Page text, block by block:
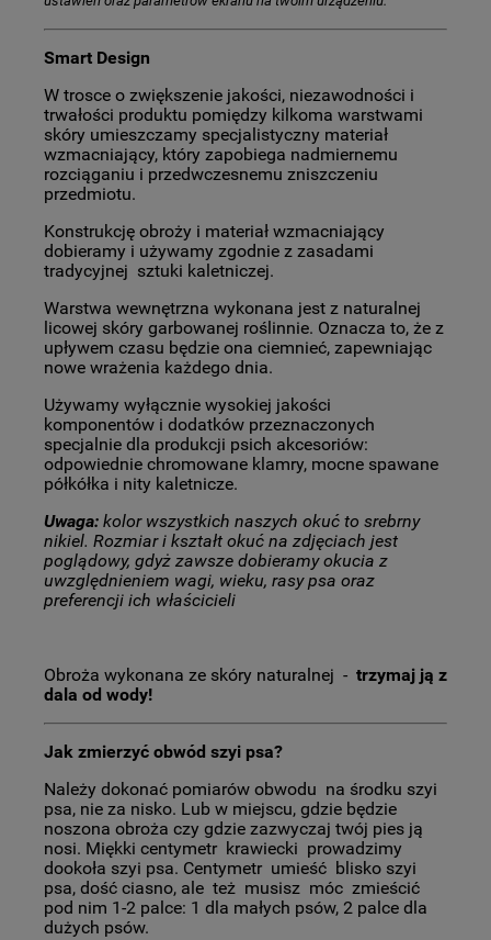
Smart Design
W trosce o zwiększenie jakości, niezawodności i
trwałości produktu pomiędzy kilkoma warstwami
skóry umieszczamy specjalistyczny materiał
wzmacniający, który zapobiega nadmiernemu
rozciąganiu i przedwczesnemu zniszczeniu
przedmiotu.
Konstrukcję obroży i materiał wzmacniający
dobieramy i używamy zgodnie z zasadami
tradycyjnej sztuki kaletniczej.
Warstwa wewnętrzna wykonana jest z naturalnej
licowej skóry garbowanej roślinnie. Oznacza to, że z
upływem czasu będzie ona ciemnieć, zapewniając
nowe wrażenia każdego dnia.
Używamy wyłącznie wysokiej jakości
komponentów i dodatków przeznaczonych
specjalnie dla produkcji psich akcesoriów:
odpowiednie chromowane klamry, mocne spawane
półkółka i nity kaletnicze.
Uwaga: kolor wszystkich naszych okuć to srebrny
nikiel. Rozmiar i kształt okuć na zdjęciach jest
poglądowy, gdyż zawsze dobieramy okucia z
uwzględnieniem wagi, wieku, rasy psa oraz
preferencji ich właścicieli
Obroża wykonana ze skóry naturalnej - trzymaj ją z
dala od wody!
Jak zmierzyć obwód szyi psa?
Należy dokonać pomiarów obwodu na środku szyi
psa, nie za nisko. Lub w miejscu, gdzie będzie
noszona obroża czy gdzie zazwyczaj twój pies ją
nosi. Miękki centymetr krawiecki prowadzimy
dookoła szyi psa. Centymetr umieść blisko szyi
psa, dość ciasno, ale też musisz móc zmieścić
pod nim 1-2 palce: 1 dla małych psów, 2 palce dla
dużych psów.